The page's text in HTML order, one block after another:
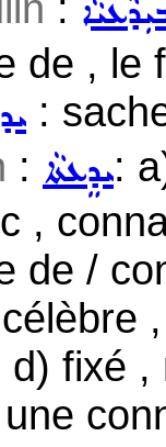
de , le
:
: ܝܕܸܥܬܵܐ:
,
de /
fixé